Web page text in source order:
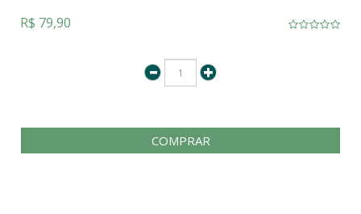
R$ 79,90
COMPRAR